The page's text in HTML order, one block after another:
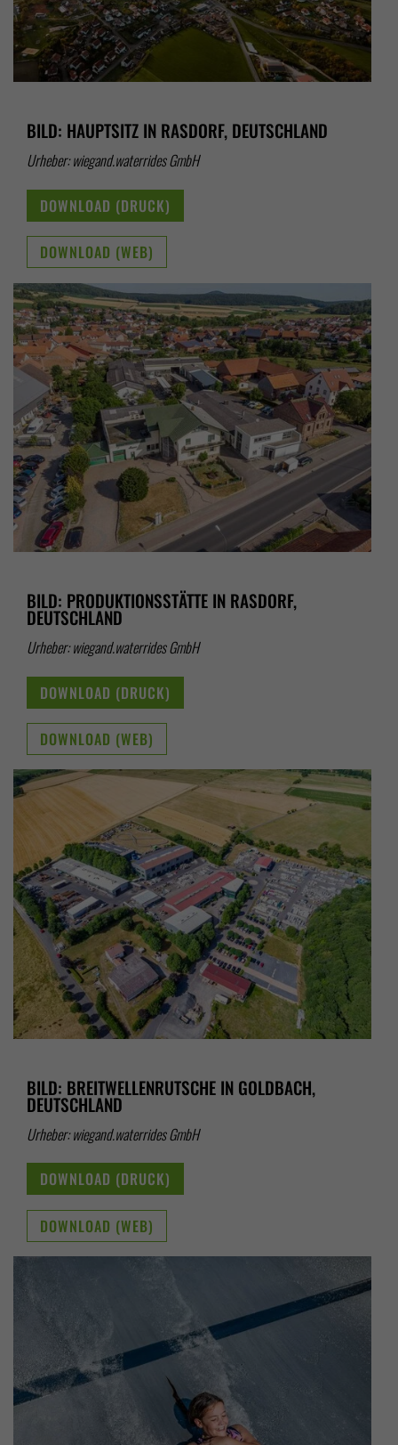
BILD: HAUPTSITZ IN RASDORF, DEUTSCHLAND
Urheber: wiegand.waterrides GmbH
DOWNLOAD (DRUCK)
DOWNLOAD (WEB)
BILD: PRODUKTIONSSTÄTTE IN RASDORF,
DEUTSCHLAND
Urheber: wiegand.waterrides GmbH
DOWNLOAD (DRUCK)
DOWNLOAD (WEB)
BILD: BREITWELLENRUTSCHE IN GOLDBACH,
DEUTSCHLAND
Urheber: wiegand.waterrides GmbH
DOWNLOAD (DRUCK)
DOWNLOAD (WEB)